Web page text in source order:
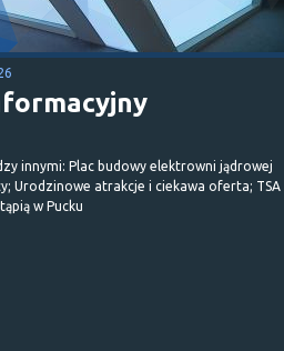
innymi: Plac budowy elektrowni jądrowej
Urodzinowe atrakcje i ciekawa oferta; TSA
w Pucku